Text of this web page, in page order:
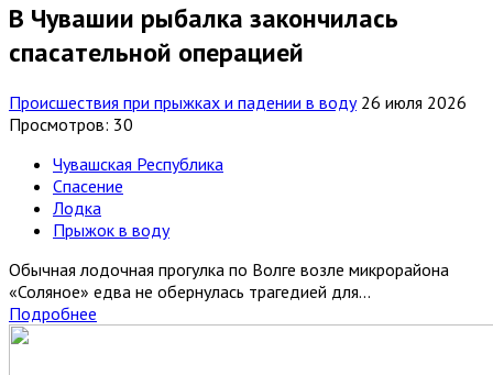
В Чувашии рыбалка закончилась
спасательной операцией
Происшествия при прыжках и падении в воду 26 июля 2026
Просмотров: 30
Чувашская Республика
Спасение
Лодка
Прыжок в воду
Обычная лодочная прогулка по Волге возле микрорайона
«Соляное» едва не обернулась трагедией для...
Подробнее